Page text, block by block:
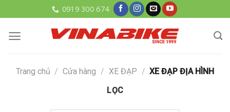
to
content
0919 300 674
Trang chủ / Cửa hàng / XE ĐẠP / XE ĐẠP ĐỊA HÌNH
LỌC